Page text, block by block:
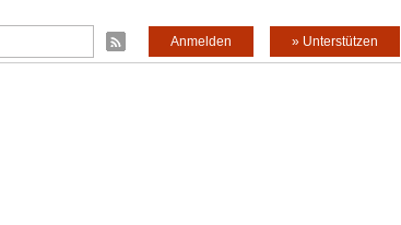
» Unterstützen
Anmelden